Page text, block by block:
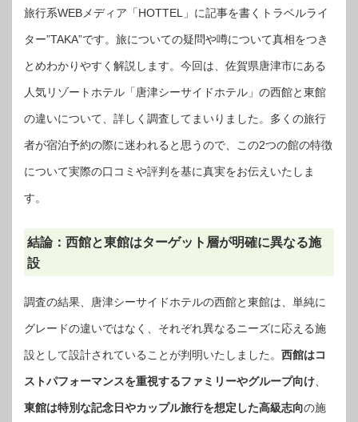
旅行系WEBメディア「HOTTEL」に記事を書くトラベルライ
ター”TAKA”です。旅についての疑問や噂について真相をつき
とめわかりやすく解説します。今回は、佐賀県唐津市にある
人気リゾートホテル「唐津シーサイドホテル」の西館と東館
の違いについて、詳しく調査してまいりました。多くの旅行
者が宿泊予約の際に迷われると思うので、この2つの館の特徴
について実際の口コミや評判を基に真実をお伝えいたしま
す。
結論：西館と東館はターゲット層が明確に異なる施
設
調査の結果、唐津シーサイドホテルの西館と東館は、単純に
グレードの違いではなく、それぞれ異なるニーズに応える施
設として設計されていることが判明いたしました。 西館はコ
ストパフォーマンスを重視するファミリーやグループ向け、
東館は特別な記念日やカップル旅行を想定した高級志向の施